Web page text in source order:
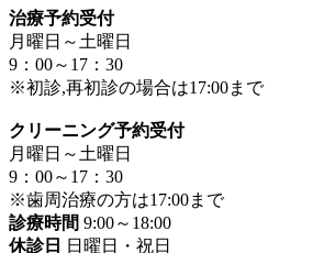
治療予約受付
月曜日～土曜日
9：00～17：30
※初診,再初診の場合は17:00まで
クリーニング予約受付
月曜日～土曜日
9：00～17：30
※歯周治療の方は17:00まで
診療時間 9:00～18:00
休診日
日曜日・祝日